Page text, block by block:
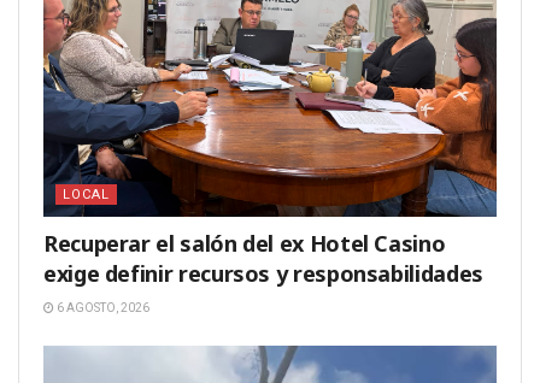
LOCAL
Recuperar el salón del ex Hotel Casino
exige definir recursos y responsabilidades
6 AGOSTO, 2026